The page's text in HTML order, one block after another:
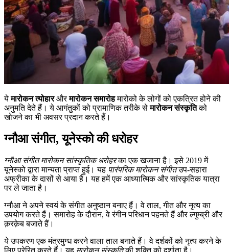
येमारोकन त्योहारऔरमारोकन समारोहमारोको के लोगों को एकत्रित होने की
अनुमति देते हैं। ये आगंतुकों को प्रामाणिक तरीके सेमारोकन संस्कृतिको
खोजने का भी अवसर प्रदान करते हैं।
ग्नौआ संगीत, यूनेस्को की धरोहर
ग्नौआ संगीत मारोकन सांस्कृतिक धरोहरका एक खजाना है। इसे 2019 में
यूनेस्को द्वारा मान्यता प्राप्त हुई। यह पारंपरिक मारोकन संगीतउप-सहारा
अफ्रीका के दासों से आया है। यह हमें एक आध्यात्मिक और सांस्कृतिक यात्रा
पर ले जाता है।
ग्नौआ ने अपने स्वयं के संगीत अनुष्ठान बनाए हैं। वे ताल, गीत और नृत्य का
उपयोग करते हैं। समारोह के दौरान, वे रंगीन परिधान पहनते हैं और ल्गुम्ब्री और
क़रक़ेब बजाते हैं।
ये उपकरण एक मंत्रमुग्ध करने वाला ताल बनाते हैं। वे दर्शकों को नृत्य करने के
लिए प्रेरित करते हैं। यह मारोकन संस्कृतिकी शक्ति को दर्शाता है।